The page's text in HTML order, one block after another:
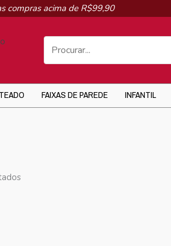
compras acima de R$99,90
FAIXAS DE PAREDE INFANTIL